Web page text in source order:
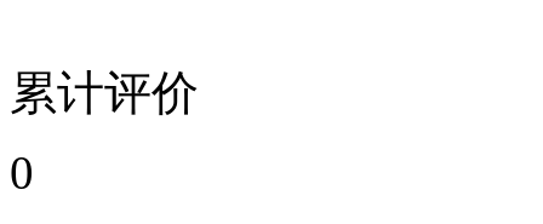
累计评价
0